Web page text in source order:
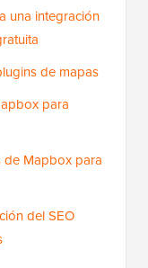
una integración
de mapas
para
de Mapbox para
del SEO